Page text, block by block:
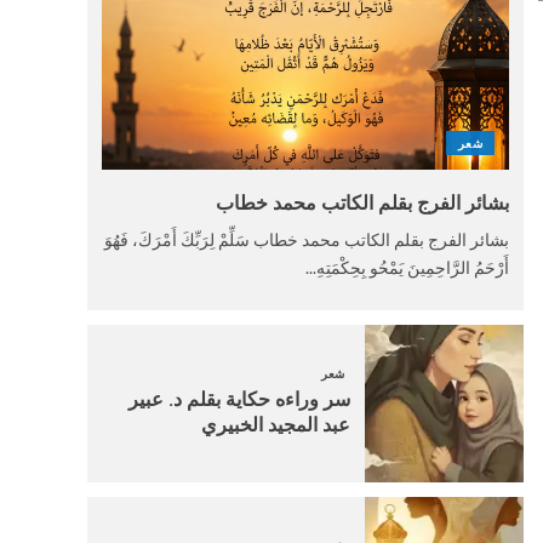
شعر
بشائر الفرج بقلم الكاتب محمد خطاب
بشائر الفرج بقلم الكاتب محمد خطاب سَلِّمْ لِرَبِّكَ أَمْرَكَ، فَهُوَ
أَرْحَمُ الرَّاحِمِينَ يَمْحُو بِحِكْمَتِهِ...
شعر
سر وراءه حكاية بقلم د. عبير
عبد المجيد الخبيري